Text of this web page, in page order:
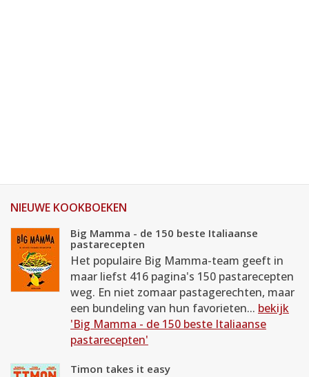
NIEUWE KOOKBOEKEN
Big Mamma - de 150 beste Italiaanse
pastarecepten
Het populaire Big Mamma-team geeft in
maar liefst 416 pagina's 150 pastarecepten
weg. En niet zomaar pastagerechten, maar
een bundeling van hun favorieten... bekijk
'Big Mamma - de 150 beste Italiaanse
pastarecepten'
Timon takes it easy